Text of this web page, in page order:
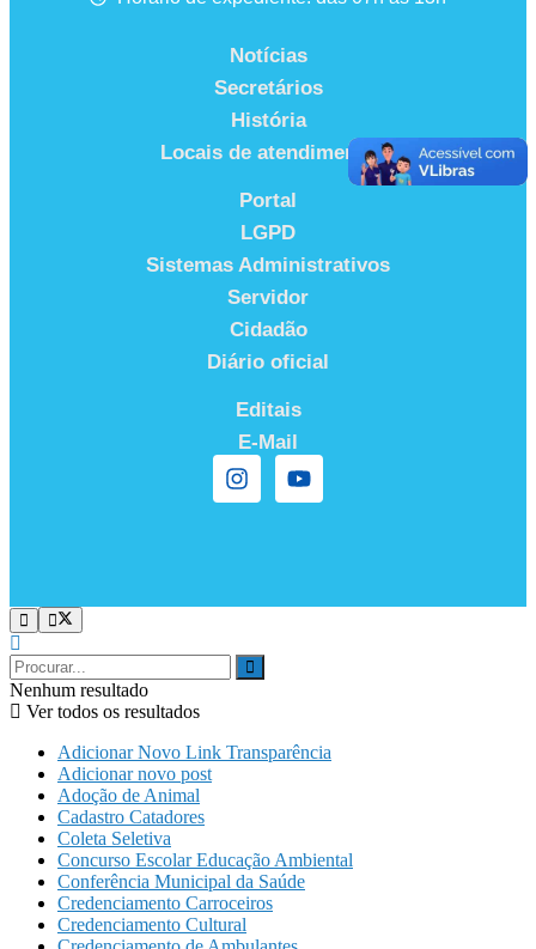
Notícias
Secretários
História
Locais de atendimento
Portal
LGPD
Sistemas Administrativos
Servidor
Cidadão
Diário oficial
Editais
E-Mail
Nenhum resultado
Ver todos os resultados
Adicionar Novo Link Transparência
Adicionar novo post
Adoção de Animal
Cadastro Catadores
Coleta Seletiva
Concurso Escolar Educação Ambiental
Conferência Municipal da Saúde
Credenciamento Carroceiros
Credenciamento Cultural